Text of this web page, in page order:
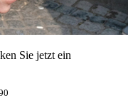
Sie jetzt ein